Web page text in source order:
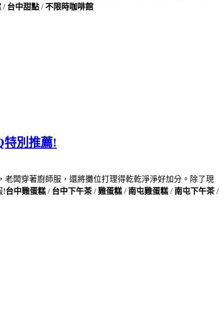
/ 台中甜點 /不限時咖啡館
特別推薦!
闆穿著廚師服，還將攤位打理得乾乾淨淨好加分。除了現
!台中雞蛋糕 / 台中下午茶/雞蛋糕 / 南屯雞蛋糕 / 南屯下午茶/